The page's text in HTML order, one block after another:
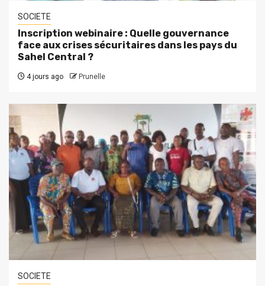
SOCIETE
Inscription webinaire : Quelle gouvernance
face aux crises sécuritaires dans les pays du
Sahel Central ?
4 jours ago Prunelle
SOCIETE